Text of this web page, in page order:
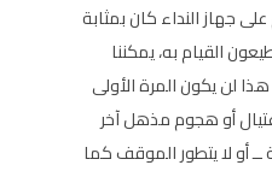
جهاز النداء كان بمثابة
القيام به، يمكننا
لن يكون المرة الأولى
أو هجوم مذهل آخر
ــ أو لا يتطور الموقف كما